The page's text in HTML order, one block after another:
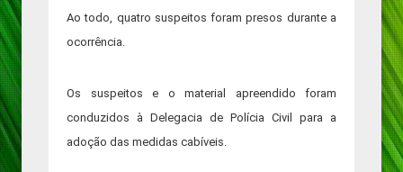
Ao todo, quatro suspeitos foram presos durante a
ocorrência.
Os suspeitos e o material apreendido foram
conduzidos à Delegacia de Polícia Civil para a
adoção das medidas cabíveis.